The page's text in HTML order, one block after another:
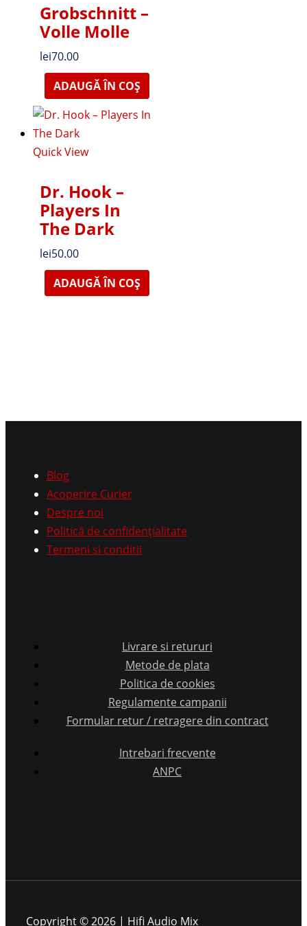
Grobschnitt –
Volle Molle
lei70.00
ADAUGĂ ÎN COȘ
Quick View
Dr. Hook –
Players In
The Dark
lei50.00
ADAUGĂ ÎN COȘ
Blog
Acoperire Curier
Despre noi
Politică de confidențialitate
Termeni si conditii
Livrare si retururi
Metode de plata
Politica de cookies
Regulamente campanii
Formular retur / retragere din contract
Intrebari frecvente
ANPC
Copyright © 2026 | Hifi Audio Mix